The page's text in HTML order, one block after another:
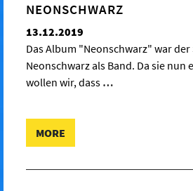
NEONSCHWARZ
13.12.2019
Das Album "Neonschwarz" war
Neonschwarz als Band. Da sie nun
wollen wir, dass …
MORE